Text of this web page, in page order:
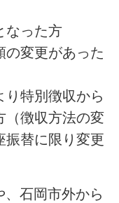
なった方
の変更があった
り特別徴収から
（徴収方法の変
振替に限り変更
石岡市外から